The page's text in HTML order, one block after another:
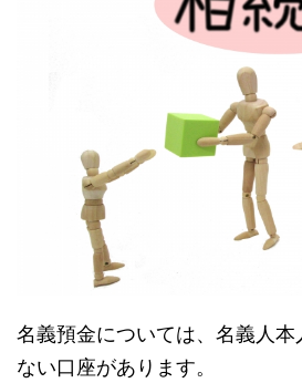
名義預金については、名義人
ない口座があります。